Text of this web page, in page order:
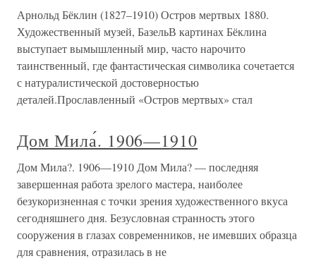
Арнольд Бёклин (1827–1910) Остров мертвых 1880.
Художественный музей, БазельВ картинах Бёклина
выступает вымышленный мир, часто нарочито
таинственный, где фантастическая символика сочетается
с натуралистической достоверностью
деталей.Прославленный «Остров мертвых» стал
Дом Мила́. 1906—1910
Дом Мила?. 1906—1910 Дом Мила? — последняя
завершенная работа зрелого мастера, наиболее
безукоризненная с точки зрения художественного вкуса
сегодняшнего дня. Безусловная странность этого
сооружения в глазах современников, не имевших образца
для сравнения, отразилась в не